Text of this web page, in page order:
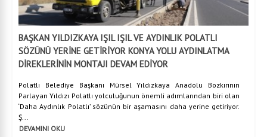
BAŞKAN YILDIZKAYA IŞIL IŞIL VE AYDINLIK POLATLI
SÖZÜNÜ YERİNE GETİRİYOR KONYA YOLU AYDINLATMA
DİREKLERİNİN MONTAJI DEVAM EDİYOR
Polatlı Belediye Başkanı Mürsel Yıldızkaya Anadolu Bozkırının
Parlayan Yıldızı Polatlı yolculuğunun önemli adımlarından biri olan
‘Daha Aydınlık Polatlı’ sözünün bir aşamasını daha yerine getiriyor.
Ş...
DEVAMINI OKU